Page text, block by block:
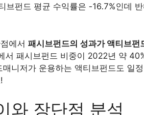
브펀드 평균 수익률은 -16.7%인데
에서 패시브펀드의 성과가 액티브펀
서 패시브펀드 비중이 2022년 약
니저가 운용하는 액티브펀드도 일
와 장단점 분석